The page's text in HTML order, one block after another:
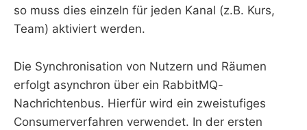
so muss dies einzeln für jeden Kanal (z.B. Kurs,
Team) aktiviert werden.
Die Synchronisation von Nutzern und Räumen
erfolgt asynchron über ein RabbitMQ-
Nachrichtenbus. Hierfür wird ein zweistufiges
Consumerverfahren verwendet. In der ersten